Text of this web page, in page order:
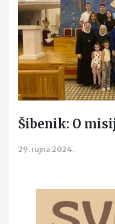
Šibenik: O
29. rujna 2024.